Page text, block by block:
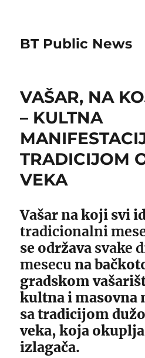
BT Public News
VAŠAR, NA
– KULTNA
TRADICIJOM
VEKA
Vašar na koji svi
tradicionalni
se održava svake
mesecu na
gradskom
kultna i masovna
sa tradicijom
veka, koja
izlagača.